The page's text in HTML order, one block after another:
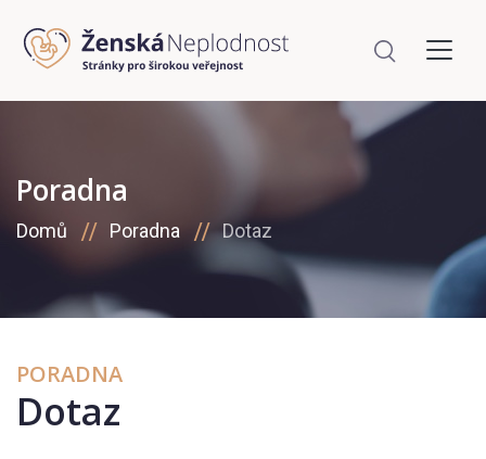
Poradna
Domů Poradna Dotaz
PORADNA
Dotaz